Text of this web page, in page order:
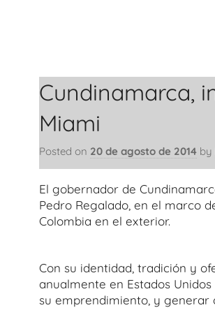
Cundinamarca,
Miami
Posted on 20 de agosto de 2014 by
El gobernador de
Pedro Regalado, en el marco
Colombia en el exterior.
Con su identidad, tradición y
anualmente en Estados
su emprendimiento, y generar